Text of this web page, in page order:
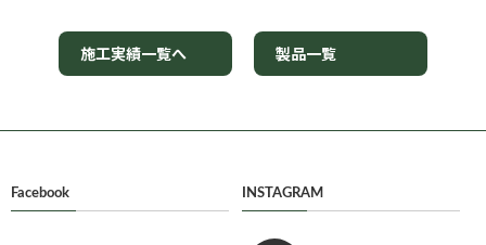
施工実績一覧へ 製品一覧
Facebook INSTAGRAM